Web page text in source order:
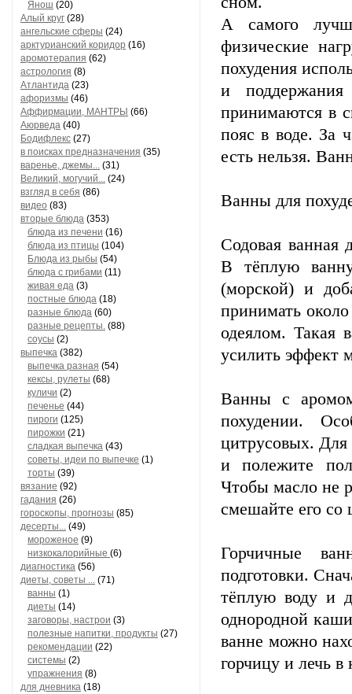
Янош (20)
Алый круг (28)
ангельские сферы (24)
арктурианский коридор (16)
аромотерапия (62)
астрология (8)
Атлантида (23)
афоризмы (46)
Аффирмации, МАНТРЫ (66)
Аюрведа (40)
Бодифлекс (27)
в поисках предназначения (35)
варенье, джемы... (31)
Великий, могучий... (24)
взгляд в себя (86)
видео (83)
вторые блюда (353)
блюда из печени (16)
блюда из птицы (104)
Блюда из рыбы (54)
блюда с грибами (11)
живая еда (3)
постные блюда (18)
разные блюда (60)
разные рецепты. (88)
соусы (2)
выпечка (382)
выпечка разная (54)
кексы, рулеты (68)
куличи (2)
печенье (44)
пироги (125)
пирожки (21)
сладкая выпечка (43)
советы, идеи по выпечке (1)
торты (39)
вязание (92)
гадания (26)
гороскопы, прогнозы (85)
десерты... (49)
мороженое (9)
низкокалорийные (6)
диагностика (56)
диеты, советы ... (71)
ванны (1)
диеты (14)
заговоры, настрои (3)
полезные напитки, продукты (27)
рекомендации (22)
системы (2)
упражнения (8)
для дневника (18)
А самого
физические
похудения
и
принимаются в
пояс в воде. За
есть нельзя.
Ванны для
Содовая ванная
В тёплую
(морской) и
принимать
одеялом. Такая
усилить эффект
Ванны с
похудении.
цитрусовых. Для
и полежите
Чтобы масло не
смешайте его со
Горчичные
подготовки.
тёплую воду и
однородной
ванне можно
горчицу и лечь в